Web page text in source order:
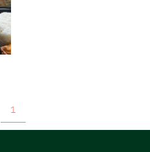
1